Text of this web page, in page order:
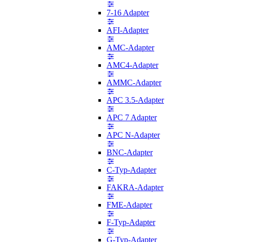
7-16 Adapter
AFI-Adapter
AMC-Adapter
AMC4-Adapter
AMMC-Adapter
APC 3.5-Adapter
APC 7 Adapter
APC N-Adapter
BNC-Adapter
C-Typ-Adapter
FAKRA-Adapter
FME-Adapter
F-Typ-Adapter
G-Typ-Adapter